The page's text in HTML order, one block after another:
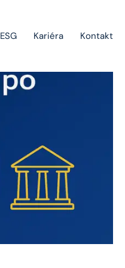
právo
a projektové
ESG Kariéra Kontakt